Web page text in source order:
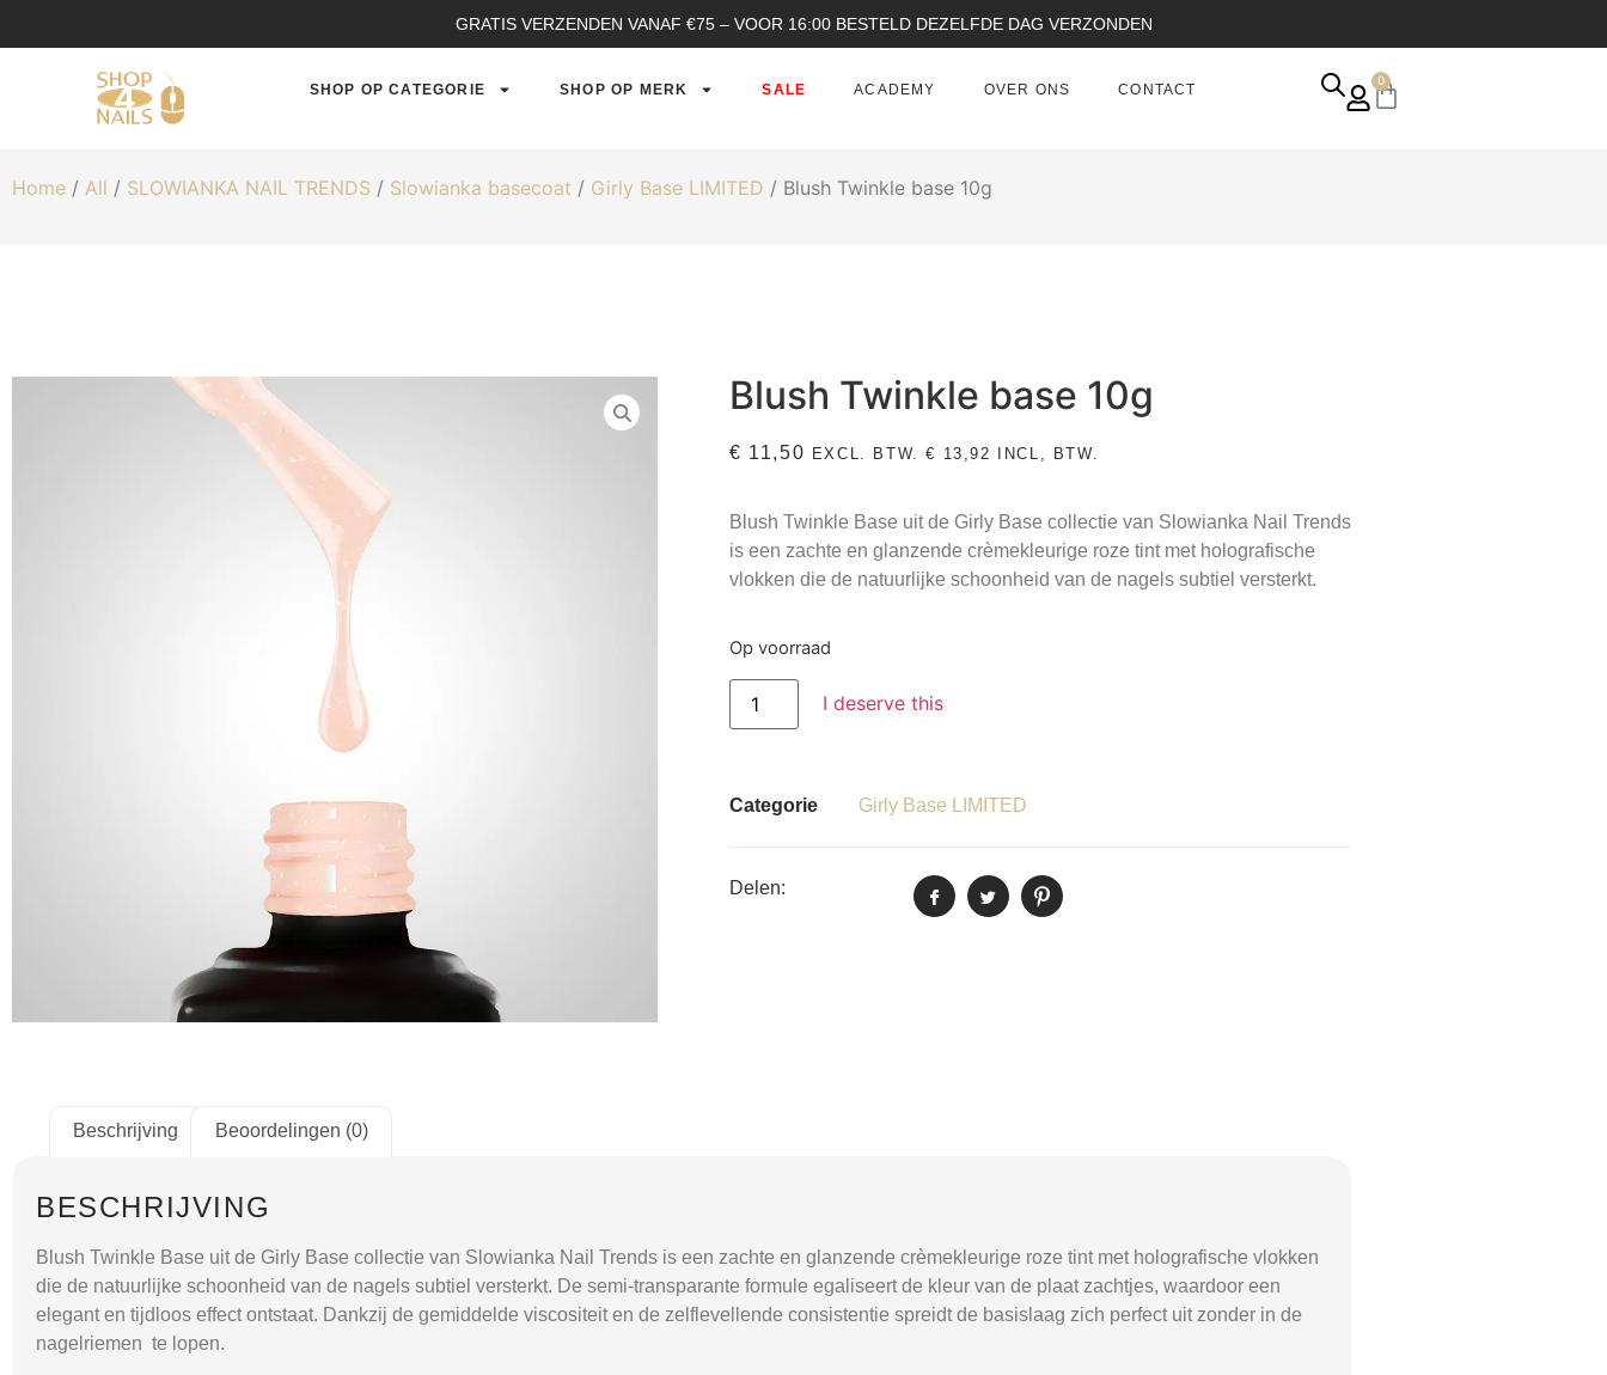
GRATIS VERZENDEN VANAF €75 – VOOR 16:00 BESTELD DEZELFDE DAG VERZONDEN
SHOP OP CATEGORIE SHOP OP MERK SALE ACADEMY OVER ONS CONTACT
0
Home / All / SLOWIANKA NAIL TRENDS / Slowianka basecoat / Girly Base LIMITED / Blush Twinkle base 10g
Blush Twinkle base 10g
€ 11,50 EXCL. BTW.€ 13,92 INCL, BTW.
Blush Twinkle Base uit de Girly Base collectie van Slowianka Nail Trends
is een zachte en glanzende crèmekleurige roze tint met holografische
vlokken die de natuurlijke schoonheid van de nagels subtiel versterkt.
Op voorraad
I deserve this
Categorie Girly Base LIMITED
Delen:
Beschrijving Beoordelingen (0)
BESCHRIJVING
Blush Twinkle Base uit de Girly Base collectie van Slowianka Nail Trends is een zachte en glanzende crèmekleurige roze tint met holografische vlokken
die de natuurlijke schoonheid van de nagels subtiel versterkt. De semi-transparante formule egaliseert de kleur van de plaat zachtjes, waardoor een
elegant en tijdloos effect ontstaat. Dankzij de gemiddelde viscositeit en de zelflevellende consistentie spreidt de basislaag zich perfect uit zonder in de
nagelriemen te lopen.